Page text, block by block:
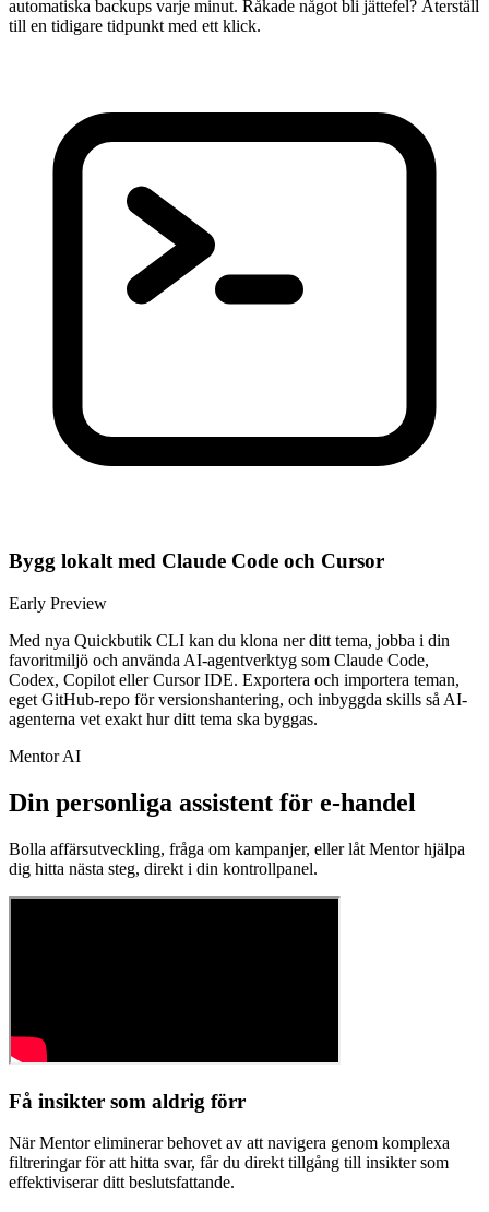
automatiska backups varje minut. Råkade något bli jättefel? Återställ
till en tidigare tidpunkt med ett klick.
Bygg lokalt med Claude Code och Cursor
Early Preview
Med nya Quickbutik CLI kan du klona ner ditt tema, jobba i din
favoritmiljö och använda AI-agentverktyg som Claude Code,
Codex, Copilot eller Cursor IDE. Exportera och importera teman,
eget GitHub-repo för versionshantering, och inbyggda skills så AI-
agenterna vet exakt hur ditt tema ska byggas.
Mentor AI
Din personliga assistent för e-handel
Bolla affärsutveckling, fråga om kampanjer, eller låt Mentor hjälpa
dig hitta nästa steg, direkt i din kontrollpanel.
Få insikter som aldrig förr
När Mentor eliminerar behovet av att navigera genom komplexa
filtreringar för att hitta svar, får du direkt tillgång till insikter som
effektiviserar ditt beslutsfattande.